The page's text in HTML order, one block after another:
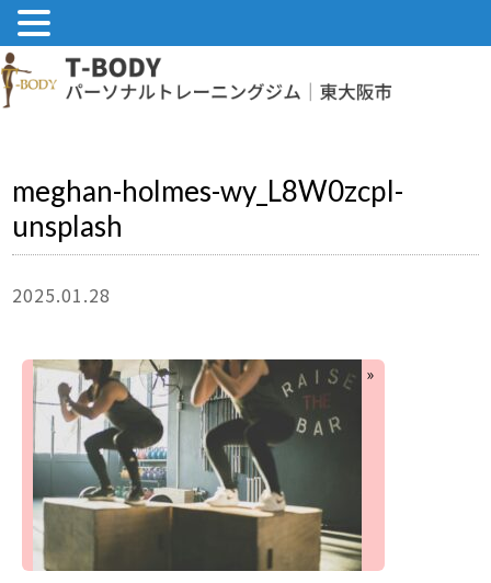
meghan-holmes-wy_L8W0zcpI-
unsplash
2025.01.28